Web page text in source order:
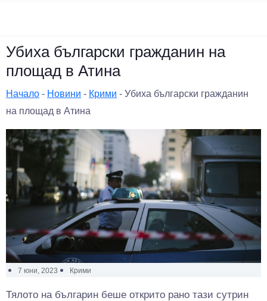
Убиха български гражданин на
площад в Атина
Начало - Новини - Крими - Убиха български гражданин
на площад в Атина
7 юни, 2023 Крими
Тялото на българин беше открито рано тази сутрин